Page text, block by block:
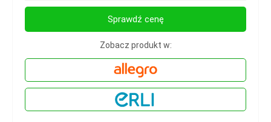
Sprawdź cenę
Zobacz produkt w: